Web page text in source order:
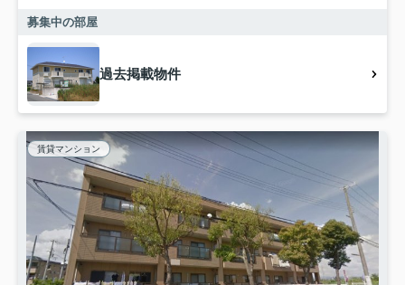
募集中の部屋
過去掲載物件
賃貸マンション